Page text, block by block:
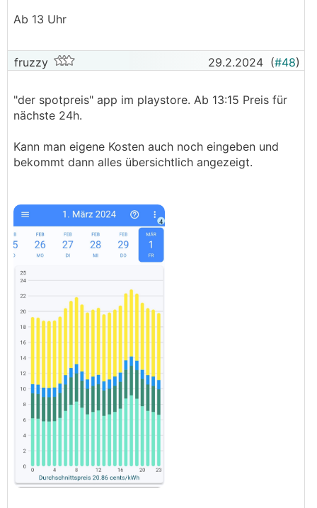
Ab 13 Uhr
fruzzy 29.2.2024 (#48)
"der spotpreis" app im playstore. Ab 13:15 Preis für
nächste 24h.
Kann man eigene Kosten auch noch eingeben und
bekommt dann alles übersichtlich angezeigt.